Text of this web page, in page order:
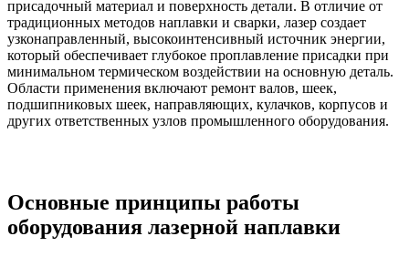
присадочный материал и поверхность детали. В отличие от
традиционных методов наплавки и сварки, лазер создает
узконаправленный, высокоинтенсивный источник энергии,
который обеспечивает глубокое проплавление присадки при
минимальном термическом воздействии на основную деталь.
Области применения включают ремонт валов, шеек,
подшипниковых шеек, направляющих, кулачков, корпусов и
других ответственных узлов промышленного оборудования.
Основные принципы работы
оборудования лазерной наплавки